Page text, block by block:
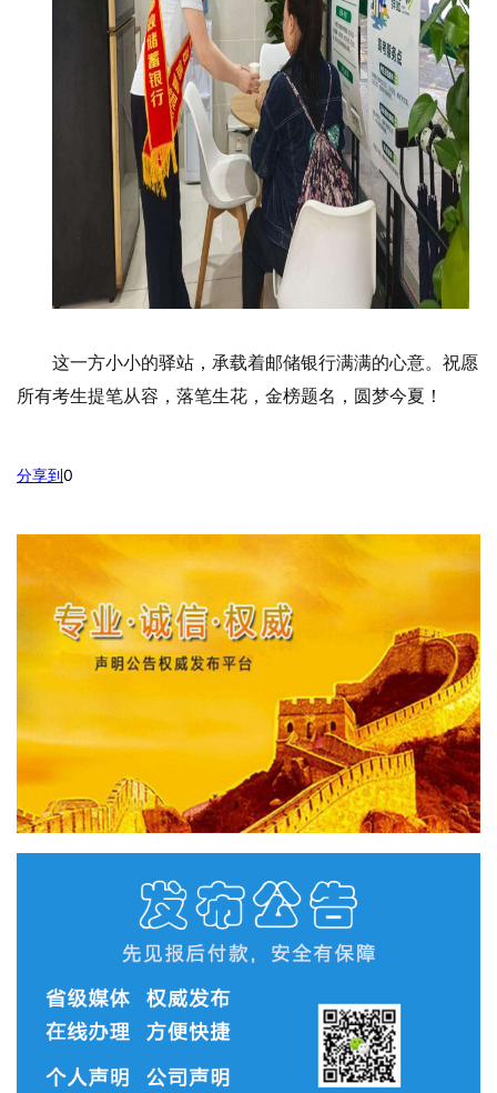
这一方小小的驿站，承载着邮储银行满满的心意。祝愿
所有考生提笔从容，落笔生花，金榜题名，圆梦今夏！
分享到0